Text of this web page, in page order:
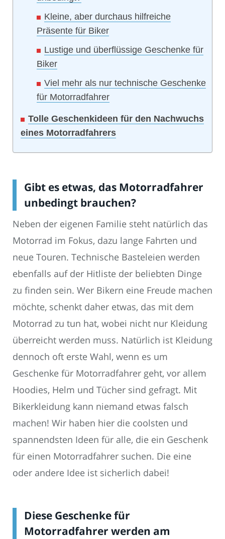
Kleine, aber durchaus hilfreiche
Präsente für Biker
Lustige und überflüssige Geschenke für
Biker
Viel mehr als nur technische Geschenke
für Motorradfahrer
Tolle Geschenkideen für den Nachwuchs
eines Motorradfahrers
Gibt es etwas, das Motorradfahrer
unbedingt brauchen?
Neben der eigenen Familie steht natürlich das
Motorrad im Fokus, dazu lange Fahrten und
neue Touren. Technische Basteleien werden
ebenfalls auf der Hitliste der beliebten Dinge
zu finden sein. Wer Bikern eine Freude machen
möchte, schenkt daher etwas, das mit dem
Motorrad zu tun hat, wobei nicht nur Kleidung
überreicht werden muss. Natürlich ist Kleidung
dennoch oft erste Wahl, wenn es um
Geschenke für Motorradfahrer geht, vor allem
Hoodies, Helm und Tücher sind gefragt. Mit
Bikerkleidung kann niemand etwas falsch
machen! Wir haben hier die coolsten und
spannendsten Ideen für alle, die ein Geschenk
für einen Motorradfahrer suchen. Die eine
oder andere Idee ist sicherlich dabei!
Diese Geschenke für
Motorradfahrer werden am